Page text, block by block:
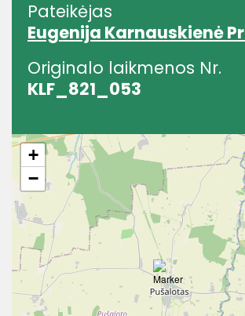
Pateikėjas
Eugenija Karnauskienė
Originalo laikmenos Nr.
KLF_821_053
+
−